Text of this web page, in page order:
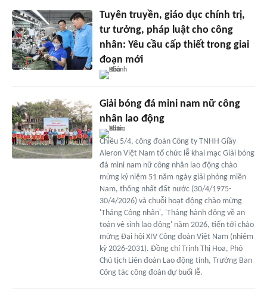
Tuyên truyền, giáo dục chính trị,
tư tưởng, pháp luật cho công
nhân: Yêu cầu cấp thiết trong giai
đoạn mới
Giải bóng đá mini nam nữ công
nhân lao động
Chiều 5/4, công đoàn Công ty TNHH Giầy
Aleron Việt Nam tổ chức lễ khai mạc Giải bóng
đá mini nam nữ công nhân lao động chào
mừng kỷ niệm 51 năm ngày giải phóng miền
Nam, thống nhất đất nước (30/4/1975-
30/4/2026) và chuỗi hoạt động chào mừng
'Tháng Công nhân', 'Tháng hành động về an
toàn vệ sinh lao động' năm 2026, tiến tới chào
mừng Đại hội XIV Công đoàn Việt Nam (nhiệm
kỳ 2026-2031). Đồng chí Trịnh Thị Hoa, Phó
Chủ tịch Liên đoàn Lao động tỉnh, Trưởng Ban
Công tác công đoàn dự buổi lễ.